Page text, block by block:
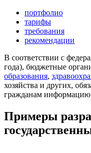
портфолио
тарифы
требования
рекомендации
В соответствии с
года), бюджетные
образования,
хозяйства и других,
гражданам информацию
Примеры